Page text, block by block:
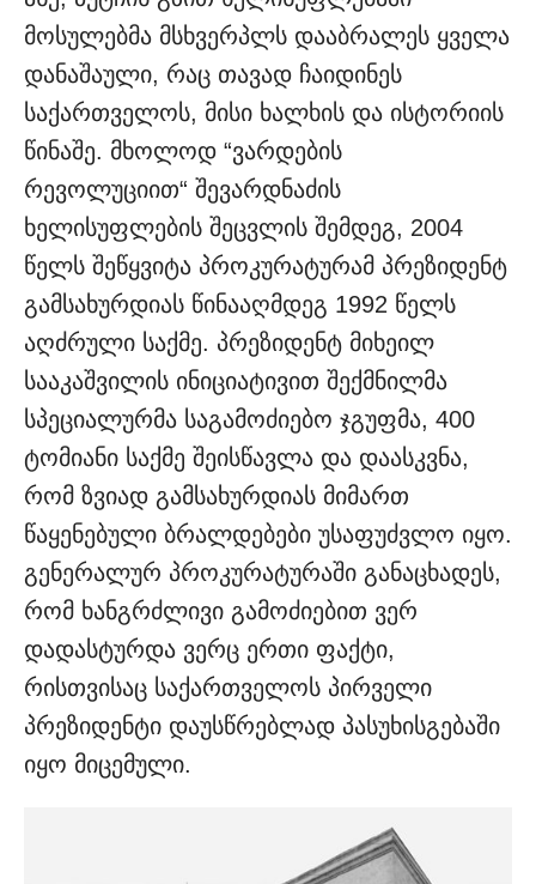
მოსულებმა მსხვერპლს დააბრალეს ყველა
დანაშაული, რაც თავად ჩაიდინეს
საქართველოს, მისი ხალხის და ისტორიის
წინაშე. მხოლოდ “ვარდების
რევოლუციით“ შევარდნაძის
ხელისუფლების შეცვლის შემდეგ, 2004
წელს შეწყვიტა პროკურატურამ პრეზიდენტ
გამსახურდიას წინააღმდეგ 1992 წელს
აღძრული საქმე. პრეზიდენტ მიხეილ
სააკაშვილის ინიციატივით შექმნილმა
სპეციალურმა საგამოძიებო ჯგუფმა, 400
ტომიანი საქმე შეისწავლა და დაასკვნა,
რომ ზვიად გამსახურდიას მიმართ
წაყენებული ბრალდებები უსაფუძვლო იყო.
გენერალურ პროკურატურაში განაცხადეს,
რომ ხანგრძლივი გამოძიებით ვერ
დადასტურდა ვერც ერთი ფაქტი,
რისთვისაც საქართველოს პირველი
პრეზიდენტი დაუსწრებლად პასუხისგებაში
იყო მიცემული.